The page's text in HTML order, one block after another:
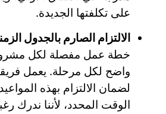
على تكلفتها الجديدة.
الالتزام الصارم بالجدول
خطة عمل مفصلة لكل
واضح لكل مرحلة. يعمل
لضمان الالتزام بهذه
الوقت المحدد، لأننا ندرك